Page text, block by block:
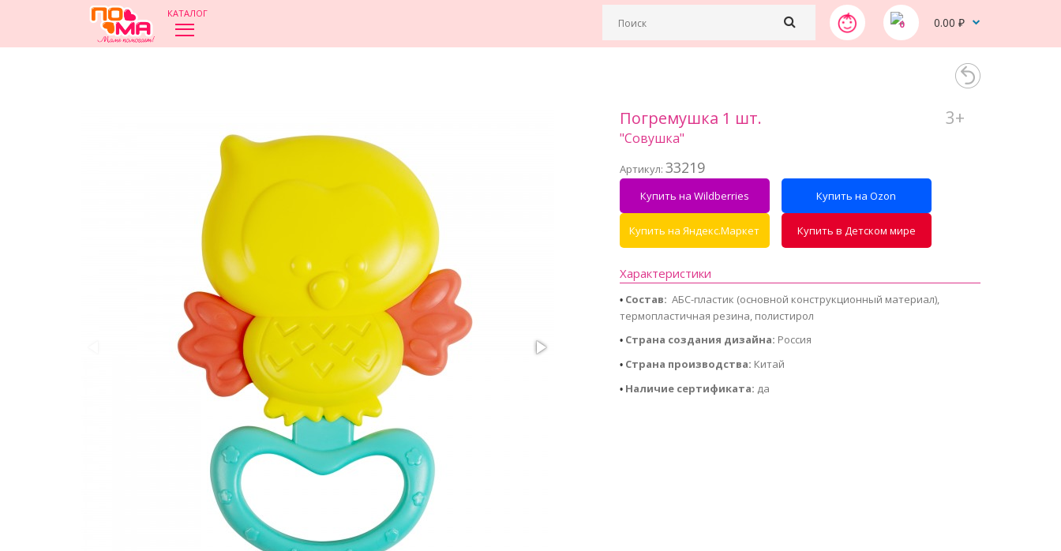
КАТАЛОГ
0
0.00 ₽
Погремушка 1 шт.
"Совушка"
Артикул: 33219
3+
Купить на Wildberries Купить на Ozon
Купить на Яндекс.Маркет Купить в Детском мире
Характеристики
• Состав: АБС-пластик (основной конструкционный материал),
термопластичная резина, полистирол
• Страна создания дизайна: Россия
• Страна производства: Китай
• Наличие сертификата: да